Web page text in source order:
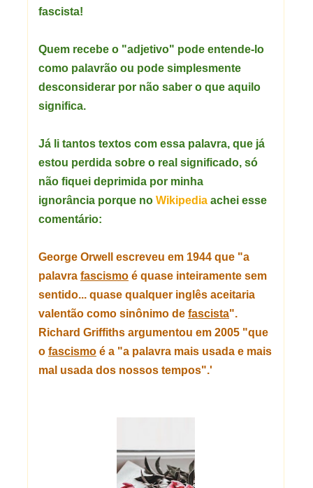
fascista!
Quem recebe o "adjetivo" pode entende-lo
como palavrão ou pode simplesmente
desconsiderar por não saber o que aquilo
significa.
Já li tantos textos com essa palavra, que já
estou perdida sobre o real significado, só
não fiquei deprimida por minha
ignorância porque no Wikipedia achei esse
comentário:
George Orwell
escreveu em 1944 que "a
palavra fascismo é quase inteiramente sem
sentido... quase qualquer inglês aceitaria
valentão como sinônimo de fascista".
Richard Griffiths argumentou em 2005 "que
o fascismo é a "a palavra mais usada e mais
mal usada dos nossos tempos".'